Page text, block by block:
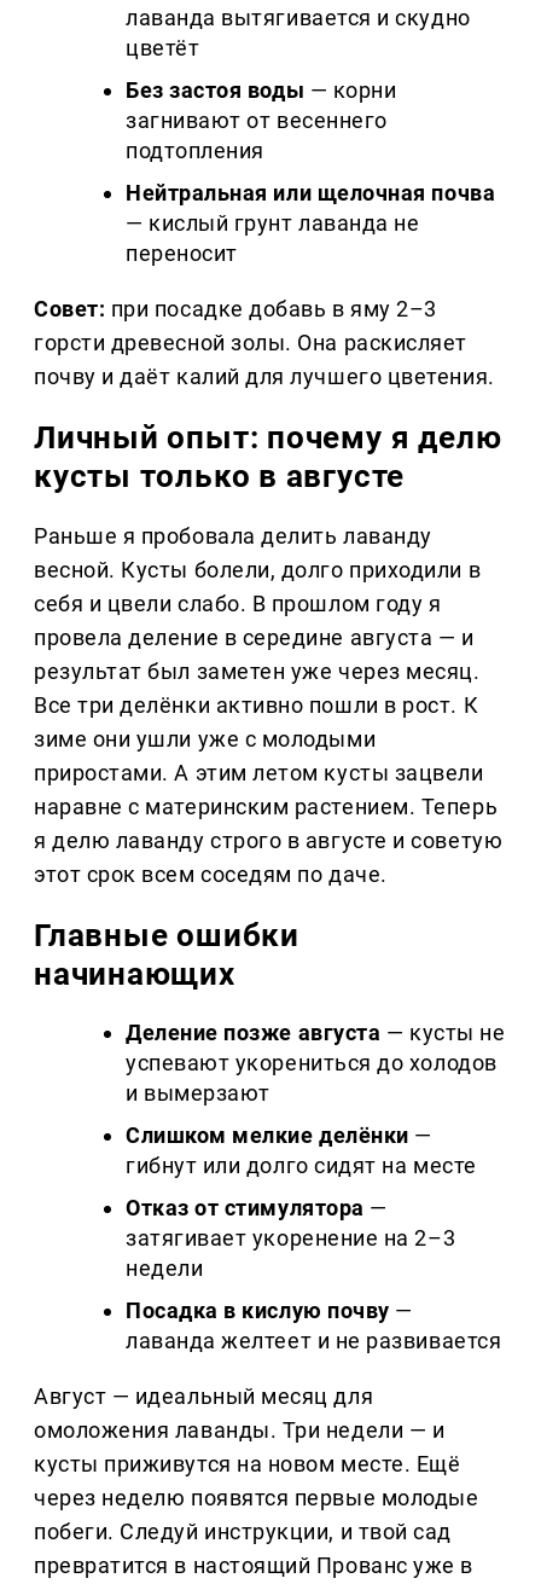
лаванда вытягивается и скудно
цветёт
Без застоя воды — корни
загнивают от весеннего
подтопления
Нейтральная или щелочная почва
— кислый грунт лаванда не
переносит
Совет: при посадке добавь в яму 2–3
горсти древесной золы. Она раскисляет
почву и даёт калий для лучшего цветения.
Личный опыт: почему я делю
кусты только в августе
Раньше я пробовала делить лаванду
весной. Кусты болели, долго приходили в
себя и цвели слабо. В прошлом году я
провела деление в середине августа — и
результат был заметен уже через месяц.
Все три делёнки активно пошли в рост. К
зиме они ушли уже с молодыми
приростами. А этим летом кусты зацвели
наравне с материнским растением. Теперь
я делю лаванду строго в августе и советую
этот срок всем соседям по даче.
Главные ошибки
начинающих
Деление позже августа — кусты не
успевают укорениться до холодов
и вымерзают
Слишком мелкие делёнки —
гибнут или долго сидят на месте
Отказ от стимулятора —
затягивает укоренение на 2–3
недели
Посадка в кислую почву —
лаванда желтеет и не развивается
Август — идеальный месяц для
омоложения лаванды. Три недели — и
кусты приживутся на новом месте. Ещё
через неделю появятся первые молодые
побеги. Следуй инструкции, и твой сад
превратится в настоящий Прованс уже в